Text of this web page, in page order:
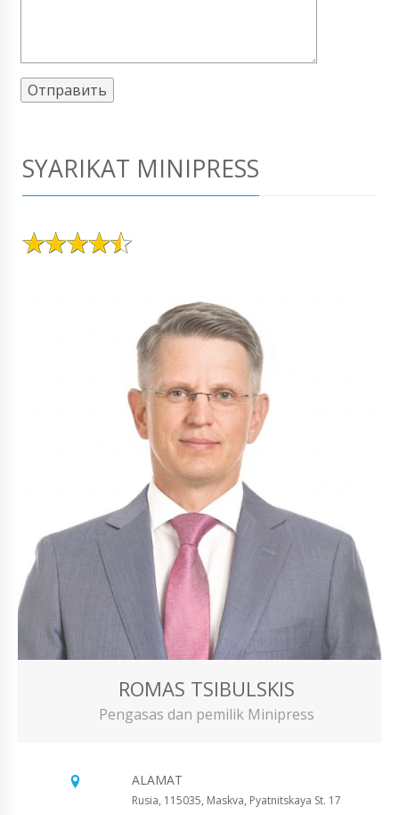
SYARIKAT MINIPRESS
ROMAS TSIBULSKIS
Pengasas dan pemilik Minipress
ALAMAT
Rusia, 115035, Maskva, Pyatnitskaya St. 17